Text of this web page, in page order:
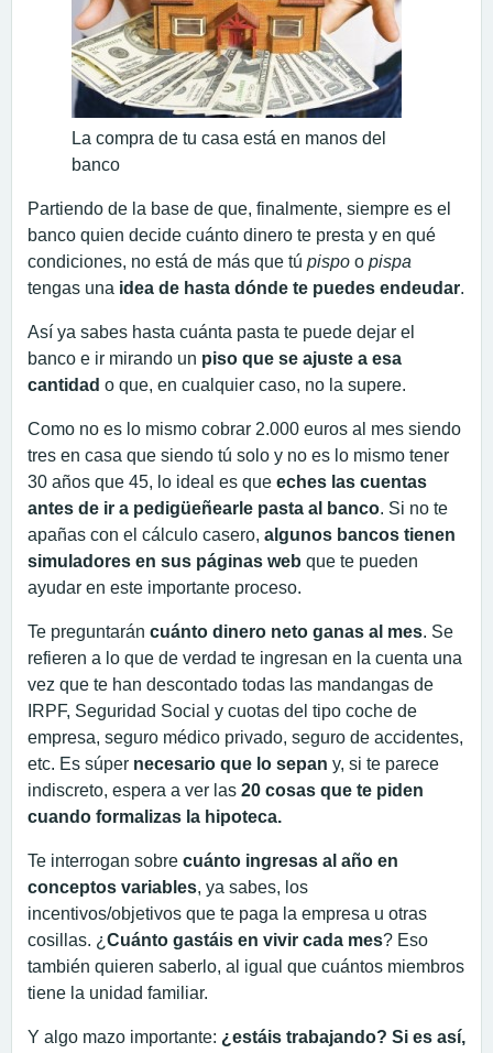
La compra de tu casa está en manos del
banco
Partiendo de la base de que, finalmente, siempre es el
banco quien decide cuánto dinero te presta y en qué
condiciones, no está de más que tú pispo o pispa
tengas una idea de hasta dónde te puedes endeudar.
Así ya sabes hasta cuánta pasta te puede dejar el
banco e ir mirando un piso que se ajuste a esa
cantidad o que, en cualquier caso, no la supere.
Como no es lo mismo cobrar 2.000 euros al mes siendo
tres en casa que siendo tú solo y no es lo mismo tener
30 años que 45, lo ideal es que eches las cuentas
antes de ir a pedigüeñearle pasta al banco. Si no te
apañas con el cálculo casero, algunos bancos tienen
simuladores en sus páginas web que te pueden
ayudar en este importante proceso.
Te preguntarán cuánto dinero neto ganas al mes. Se
refieren a lo que de verdad te ingresan en la cuenta una
vez que te han descontado todas las mandangas de
IRPF, Seguridad Social y cuotas del tipo coche de
empresa, seguro médico privado, seguro de accidentes,
etc. Es súper necesario que lo sepan y, si te parece
indiscreto, espera a ver las 20 cosas que te piden
cuando formalizas la hipoteca.
Te interrogan sobre cuánto ingresas al año en
conceptos variables, ya sabes, los
incentivos/objetivos que te paga la empresa u otras
cosillas. ¿ Cuánto gastáis en vivir cada mes? Eso
también quieren saberlo, al igual que cuántos miembros
tiene la unidad familiar.
Y algo mazo importante: ¿estáis trabajando? Si es así,